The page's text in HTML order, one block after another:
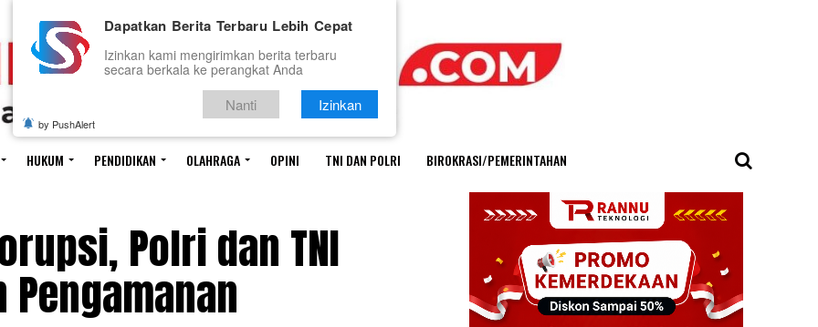
HUKUM PENDIDIKAN OLAHRAGA OPINI TNI DAN POLRI BIROKRASI/PEMERINTAHAN
Polri dan TNI
Dapatkan Berita Terbaru Lebih Cepat
Izinkan kami mengirimkan berita terbaru
secara berkala ke perangkat Anda
Nanti Izinkan
by PushAlert